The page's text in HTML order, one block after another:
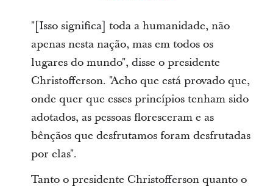
"[Isso significa] toda a humanidade, não
apenas nesta nação, mas em todos os
lugares do mundo", disse o presidente
Christofferson. "Acho que está provado que,
onde quer que esses princípios tenham sido
adotados, as pessoas floresceram e as
bênçãos que desfrutamos foram desfrutadas
por elas".
Tanto o presidente Christofferson quanto o